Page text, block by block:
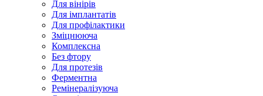
Для вінірів
Для імплантатів
Для профілактики
Зміцнююча
Комплексна
Без фтору
Для протезів
Ферментна
Ремінералізуюча